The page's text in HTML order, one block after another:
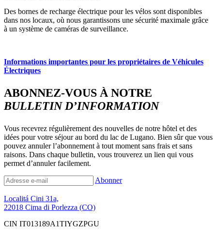
Des bornes de recharge électrique pour les vélos sont disponibles
dans nos locaux, où nous garantissons une sécurité maximale grâce
à un système de caméras de surveillance.
Informations importantes pour les propriétaires de Véhicules
Électriques
ABONNEZ-VOUS À NOTRE
BULLETIN D’INFORMATION
Vous recevrez régulièrement des nouvelles de notre hôtel et des
idées pour votre séjour au bord du lac de Lugano. Bien sûr que vous
pouvez annuler l’abonnement à tout moment sans frais et sans
raisons. Dans chaque bulletin, vous trouverez un lien qui vous
permet d’annuler facilement.
Abonner
Localitá Cini 31a,
22018 Cima di Porlezza (CO)
CIN IT013189A1TIYGZPGU